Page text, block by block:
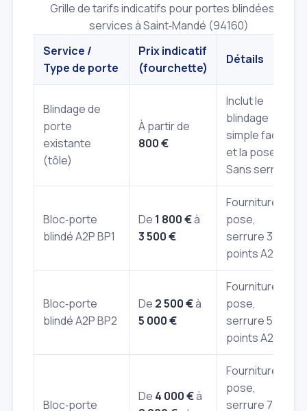
Grille de tarifs indicatifs pour portes blindées et
services à Saint‑Mandé (94160)
Service /
Type de porte
Prix indicatif
(fourchette)
Détails
Blindage de
porte
existante
(tôle)
À partir de
800 €
Inclut le
blindage
simple face
et la pose.
Sans serrure.
Bloc‑porte
blindé A2P BP1
De 1 800 €à
3 500 €
Fourniture et
pose,
serrure 3
points A2P*.
Bloc‑porte
blindé A2P BP2
De 2 500 €à
5 000 €
Fourniture et
pose,
serrure 5
points A2P**.
Bloc‑porte
De 4 000 €à
Fourniture et
pose,
serrure 7